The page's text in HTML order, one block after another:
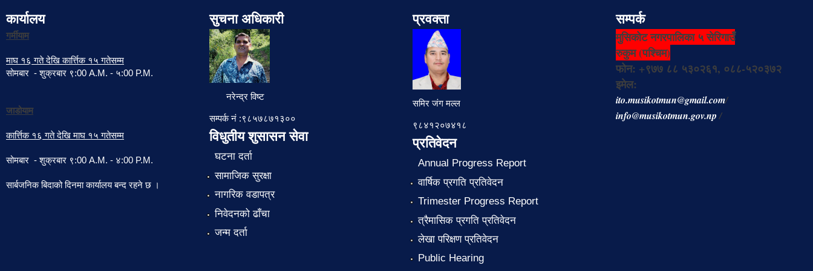
कार्यालय
गर्मीयाम
माघ १६ गते देखि कार्त्तिक १५ गतेसम्म
सोमबार - शुक्रबार ९:00 A.M. - ५:00 P.M.
जाडोयाम
कार्त्तिक १६ गते देखि माघ १५ गतेसम्म
सोमबार - शुक्रबार ९:00 A.M. - ४:00 P.M.
सार्बजनिक बिदाको दिनमा कार्यालय बन्द रहने छ ।
सुचना अधिकारी
नरेन्द्र विष्ट
सम्पर्क नं :९८५७८७१३००
विधुतीय शुसासन सेवा
घटना दर्ता
सामाजिक सुरक्षा
नागरिक वडापत्र
निवेदनको ढाँचा
जन्म दर्ता
प्रवक्ता
समिर जंग मल्ल
९८४१२०७४१८
प्रतिवेदन
Annual Progress Report
वार्षिक प्रगति प्रतिवेदन
Trimester Progress Report
त्रैमासिक प्रगति प्रतिवेदन
लेखा परिक्षण प्रतिवेदन
Public Hearing
सम्पर्क
मुसिकोट नगरपालिका ५ सेरिगाउँ
रुकुम (पश्चिम)
फोन: +९७७ ८८ ५३०२६१, ०८८-५२०३७२
इमेल:
ito.musikotmun@gmail.com/
info@musikotmun.gov.np/